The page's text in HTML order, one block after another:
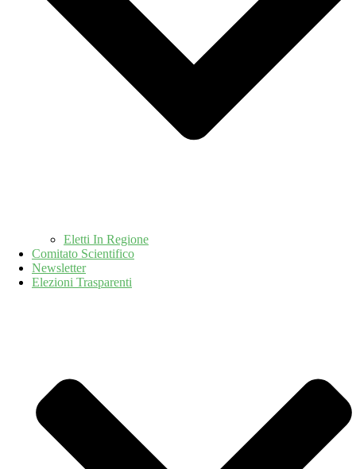
Eletti In Regione
Comitato Scientifico
Newsletter
Elezioni Trasparenti